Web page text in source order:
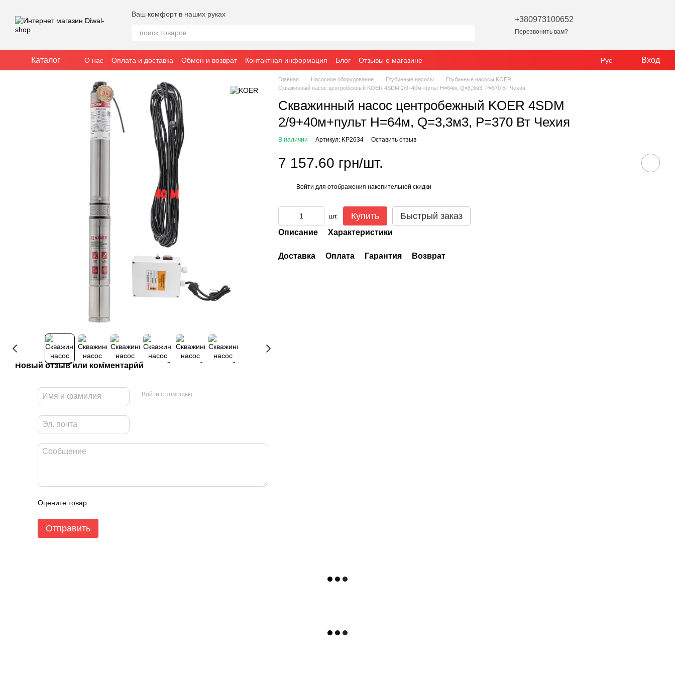
Ваш комфорт в наших руках
+380973100652
Перезвонить вам?
Каталог О нас Оплата и доставка Обмен и возврат Контактная информация Блог Отзывы о магазине Рус Вход
Новый отзыв или комментарий
Войти с помощью
Оцените товар
Отправить
Главная Насосное оборудование Глубинные насосы
Глубинные насосы KOER
Скважинный насос центробежный KOER 4SDM 2/9+40м+пульт Н=64м, Q=3,3м3, P=370 Вт Чехия
Скважинный насос центробежный KOER 4SDM
2/9+40м+пульт Н=64м, Q=3,3м3, P=370 Вт Чехия
В наличии Артикул: KP2634 Оставить отзыв
7 157.60 грн/шт.
Войти для отображения накопительной скидки
шт. Купить Быстрый заказ
Описание Характеристики
Доставка Оплата Гарантия Возврат